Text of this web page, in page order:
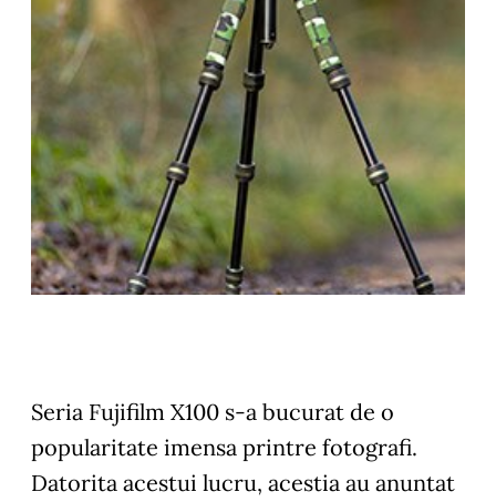
Seria Fujifilm X100 s-a bucurat de o
popularitate imensa printre fotografi.
Datorita acestui lucru, acestia au anuntat